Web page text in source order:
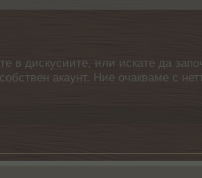
в дискусиите, или искате да
акаунт. Ние очакваме с